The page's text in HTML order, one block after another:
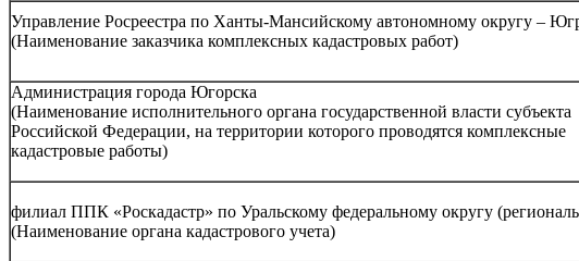
Управление Росреестра по Ханты-Мансийскому автономному округу –
(Наименование заказчика комплексных кадастровых работ)
Администрация города Югорска
(Наименование исполнительного органа государственной власти субъекта
Российской Федерации, на территории которого проводятся комплексные
кадастровые работы)
филиал ППК «Роскадастр» по Уральскому федеральному округу
(Наименование органа кадастрового учета)